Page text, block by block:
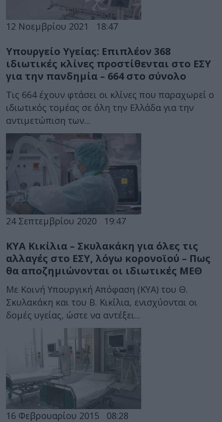
12 Νοεμβρίου 2021 18:47
Υπουργείο Υγείας: Επιπλέον 368
ιδιωτικές κλίνες προστίθενται στο ΕΣΥ
για την πανδημία – 664 στο σύνολο
Τις 664 έχουν φτάσει οι κλίνες που παραχωρεί ο
ιδιωτικός τομέας σε όλη την Ελλάδα για την
αντιμετώπιση των...
24 Σεπτεμβρίου 2020 19:47
ΚΥΑ Κικίλια – Σκυλακάκη για όλες τις
αλλαγές στο ΕΣΥ, λόγω κορονοϊού – Πως
θα αποζημιώνονται οι ιδιωτικές ΜΕΘ
Με Κοινή Υπουργική Απόφαση (ΚΥΑ) του Θ.
Σκυλακάκη και του Β. Κικίλια, ενισχύονται οι
δομές υγείας, ώστε να αντέξει...
16 Φεβρουαρίου 2015 08:28